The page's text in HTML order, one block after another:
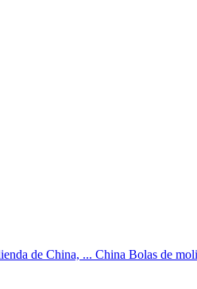
de China, ... China Bolas de